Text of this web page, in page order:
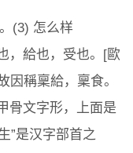
(3) 怎么样
，給也，受也。[歐
因稱稟給，稟食。
骨文字形，上面是
”是汉字部首之